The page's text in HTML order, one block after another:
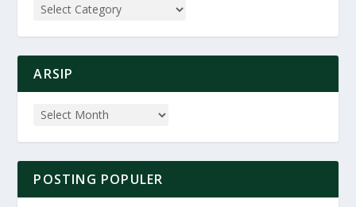
ARSIP
POSTING POPULER